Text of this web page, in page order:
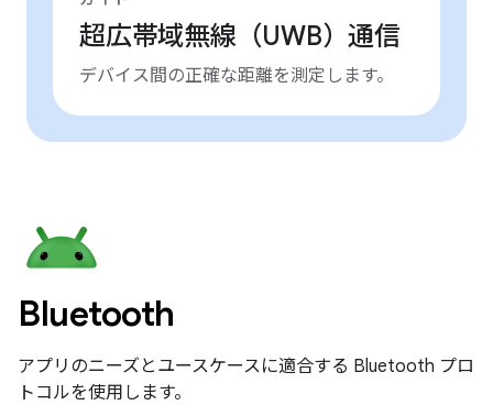
超広帯域無線（UWB）通信
デバイス間の正確な距離を測定します。
Bluetooth
アプリのニーズとユースケースに適合する Bluetooth プロ
トコルを使用します。